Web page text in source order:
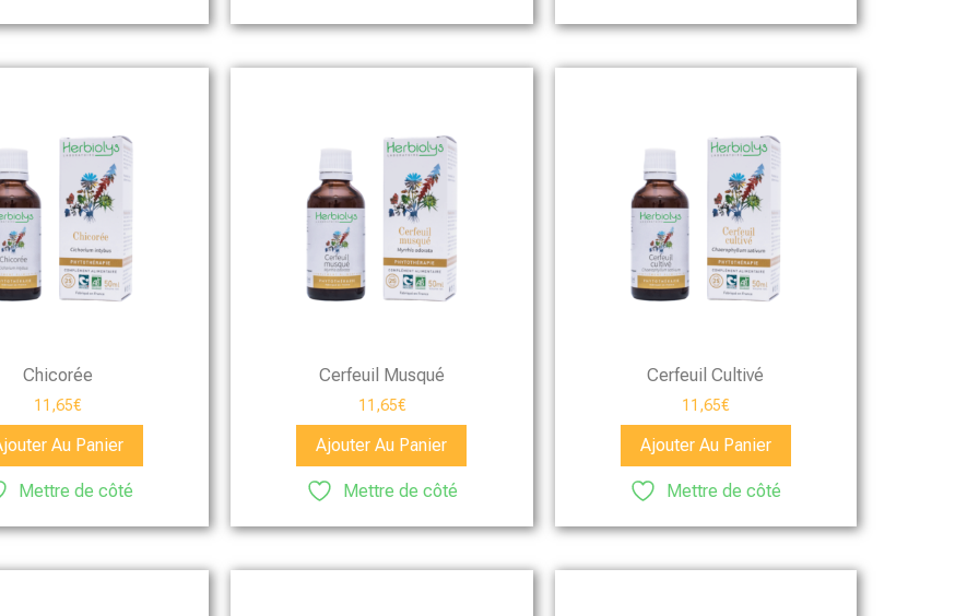
Chicorée
11,65€
Au Panier
Mettre de côté
Cerfeuil Musqué
11,65€
Ajouter Au Panier
Mettre de côté
Cerfeuil Cultivé
11,65€
Ajouter Au Panier
Mettre de côté